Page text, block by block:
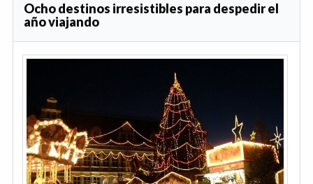
Ocho destinos irresistibles para despedir el
año viajando